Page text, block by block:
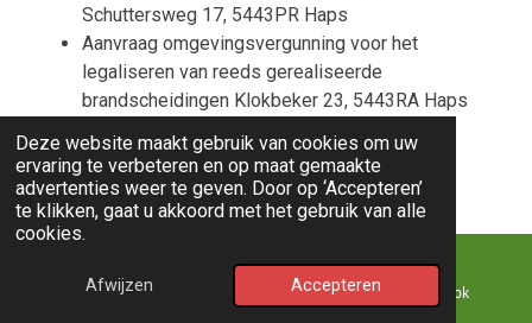
Deze website maakt gebruik van cookies om uw
ervaring te verbeteren en op maat gemaakte
advertenties weer te geven. Door op ‘Accepteren’
te klikken, gaat u akkoord met het gebruik van alle
cookies.
Afwijzen Accepteren
Schuttersweg 17, 5443PR Haps
Aanvraag omgevingsvergunning voor het
legaliseren van reeds gerealiseerde
brandscheidingen Klokbeker 23, 5443RA Haps
Afhandelingen
Omgevingsvergunning verleend voor het
plaatsen van een tijdelijke woonunit St
E-mailadres Kaart Facebook